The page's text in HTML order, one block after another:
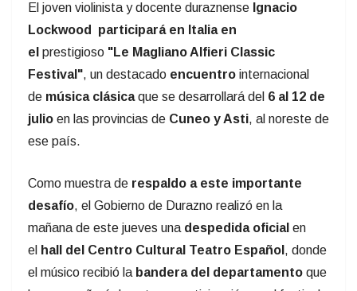
El joven violinista y docente duraznense Ignacio
Lockwood participará en Italia en
el prestigioso "Le Magliano Alfieri Classic
Festival", un destacado encuentro internacional
de música clásicaque se desarrollará del 6 al 12 de
julio en las provincias de Cuneo y Asti, al noreste de
ese país.
Como muestra de respaldo a este importante
desafío, el Gobierno de Durazno realizó en la
mañana de este jueves una despedida oficial en
el hall del Centro Cultural Teatro Español , donde
el músico recibió la bandera del departamento que